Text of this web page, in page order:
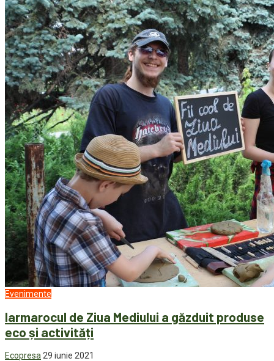
Evenimente
Iarmarocul de Ziua Mediului a găzduit produse
eco și activități
Ecopresa 29 iunie 2021